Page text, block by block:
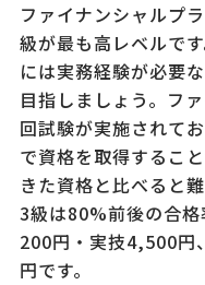
ファイナンシャルプ
級が最も高レベルで
には実務経験が必要
目指しましょう。フ
回試験が実施されて
で資格を取得するこ
きた資格と比べると
3級は80%前後の合
200円・実技4,500円
円です。